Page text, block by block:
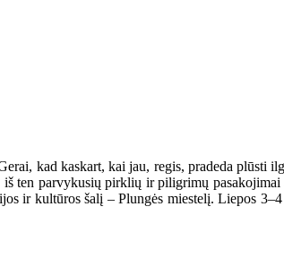
kad kaskart, kai jau, regis, pradeda plūsti
ten parvykusių pirklių ir piligrimų pasakojimai
ir kultūros šalį – Plungės miestelį. Liepos